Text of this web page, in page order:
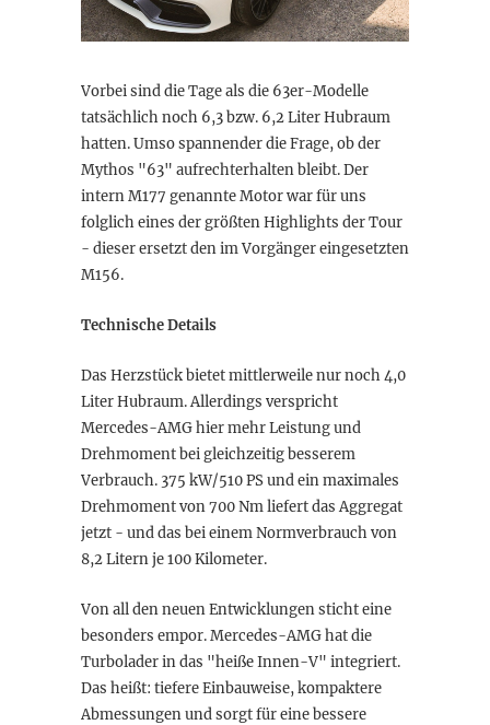
Vorbei sind die Tage als die 63er-Modelle
tatsächlich noch 6,3 bzw. 6,2 Liter Hubraum
hatten. Umso spannender die Frage, ob der
Mythos "63" aufrechterhalten bleibt. Der
intern M177 genannte Motor war für uns
folglich eines der größten Highlights der Tour
- dieser ersetzt den im Vorgänger eingesetzten
M156.
Technische Details
Das Herzstück bietet mittlerweile nur noch 4,0
Liter Hubraum. Allerdings verspricht
Mercedes-AMG hier mehr Leistung und
Drehmoment bei gleichzeitig besserem
Verbrauch. 375 kW/510 PS und ein maximales
Drehmoment von 700 Nm liefert das Aggregat
jetzt - und das bei einem Normverbrauch von
8,2 Litern je 100 Kilometer.
Von all den neuen Entwicklungen sticht eine
besonders empor. Mercedes-AMG hat die
Turbolader in das "heiße Innen-V" integriert.
Das heißt: tiefere Einbauweise, kompaktere
Abmessungen und sorgt für eine bessere